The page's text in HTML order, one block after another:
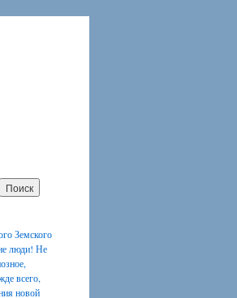
Земского
люди! Не
всего,
новой